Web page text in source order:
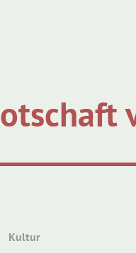
Kultur